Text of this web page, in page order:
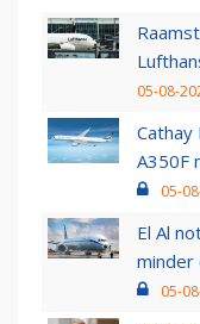
05-08-
A350F
05-
El Al
minder
05-